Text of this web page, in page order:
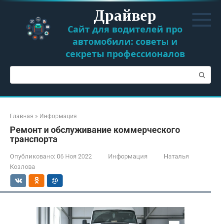
Перейти
контенту
Драйвер
Сайт для водителей про
автомобили: советы и
секреты профессионалов
Поиск:
Главная » Информация
Ремонт и обслуживание коммерческого
транспорта
Опубликовано: 06 Ноя 2022 Информация
Наталья
Козлова